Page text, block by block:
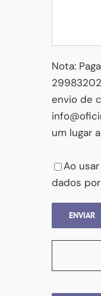
Nota:
envio de
um lugar
Ao
dados